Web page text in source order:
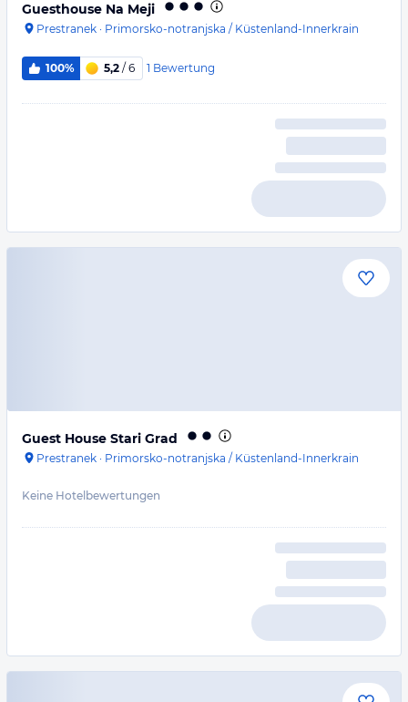
Guesthouse Na Meji
Prestranek · Primorsko-notranjska / Küstenland-Innerkrain
100% 5,2 / 6 1 Bewertung
Guest House Stari Grad
Prestranek · Primorsko-notranjska / Küstenland-Innerkrain
Keine Hotelbewertungen